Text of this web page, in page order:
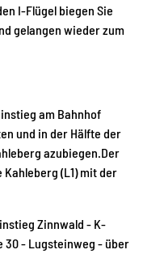
I-Flügel biegen Sie
gelangen wieder zum
am Bahnhof
und in der Hälfte der
azubiegen.Der
(L1) mit der
Zinnwald - K-
30 - Lugsteinweg - über